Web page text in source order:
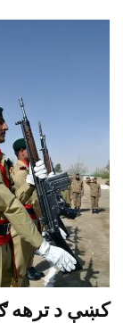
کښې د ترهه